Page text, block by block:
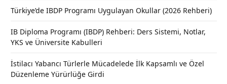
Türkiye’de IBDP Programı Uygulayan Okullar (2026 Rehberi)
IB Diploma Programı (IBDP) Rehberi: Ders Sistemi, Notlar,
YKS ve Üniversite Kabulleri
İstilacı Yabancı Türlerle Mücadelede İlk Kapsamlı ve Özel
Düzenleme Yürürlüğe Girdi